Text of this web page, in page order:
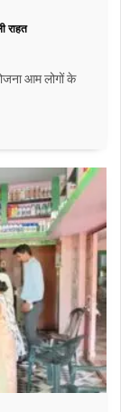
राहत
आम लोगों के